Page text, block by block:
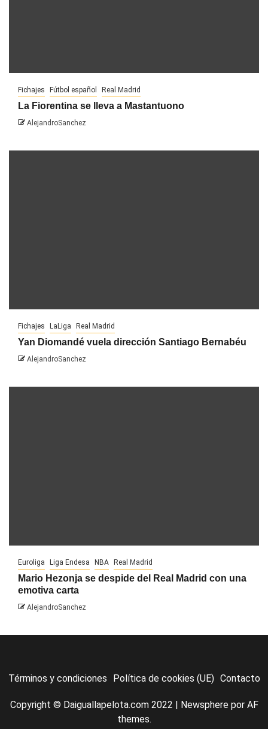
Fichajes Fútbol español Real Madrid
La Fiorentina se lleva a Mastantuono
AlejandroSanchez
Fichajes LaLiga Real Madrid
Yan Diomandé vuela dirección Santiago Bernabéu
AlejandroSanchez
Euroliga Liga Endesa NBA Real Madrid
Mario Hezonja se despide del Real Madrid con una
emotiva carta
AlejandroSanchez
Términos y condiciones Política de cookies (UE) Contacto
Copyright © Daiguallapelota.com 2022 | Newspherepor AF
themes.